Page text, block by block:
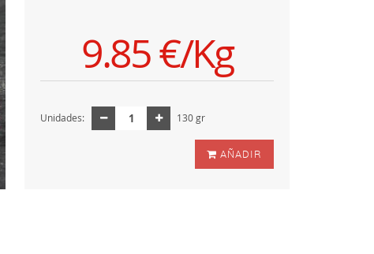
9.85 €/Kg
Unidades: 130 gr
AÑADIR